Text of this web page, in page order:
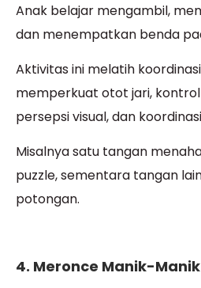
Anak belajar mengambil,
dan menempatkan benda
Aktivitas ini melatih
memperkuat otot jari,
persepsi visual, dan
Misalnya satu tangan
puzzle, sementara tangan
potongan.
4. Meronce Manik-Manik